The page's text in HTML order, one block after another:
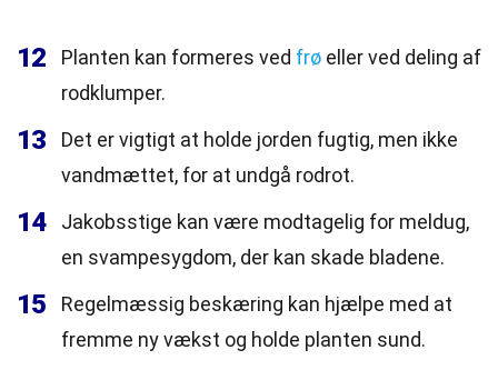
12 Planten kan formeres ved frø eller ved deling af
rodklumper.
13
Det er vigtigt at holde jorden fugtig, men ikke
vandmættet, for at undgå rodrot.
14
Jakobsstige kan være modtagelig for meldug,
en svampesygdom, der kan skade bladene.
15
Regelmæssig beskæring kan hjælpe med at
fremme ny vækst og holde planten sund.